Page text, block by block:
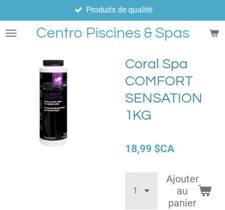
au
contenu Centro Piscines & Spas
Produits de qualité
Coral Spa
COMFORT
SENSATION
1KG
18,99 $CA
Ajouter
au
panier